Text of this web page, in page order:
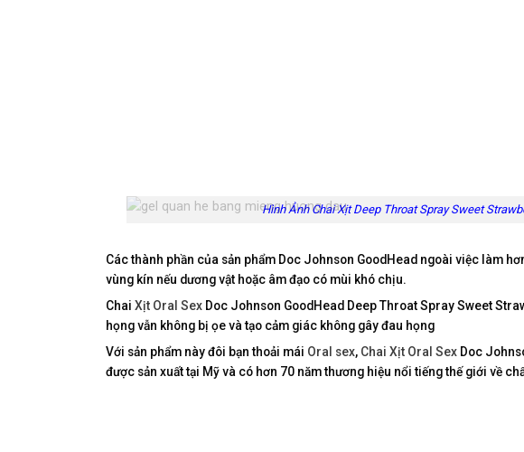
Hình Ảnh Chai Xịt Deep Throat Spray Sweet
Các thành phần của sản phẩm Doc Johnson GoodHead ngoài việc làm
vùng kín nếu dương vật hoặc âm đạo có mùi khó chịu.
Chai Xịt Oral Sex Doc Johnson GoodHead Deep Throat Spray Sweet
họng vẫn không bị ọe và tạo cảm giác không gây đau họng
Với sản phẩm này đôi bạn thoải mái Oral sex, Chai Xịt Oral Sex Doc
được sản xuất tại Mỹ và có hơn 70 năm thương hiệu nổi tiếng thế giới về